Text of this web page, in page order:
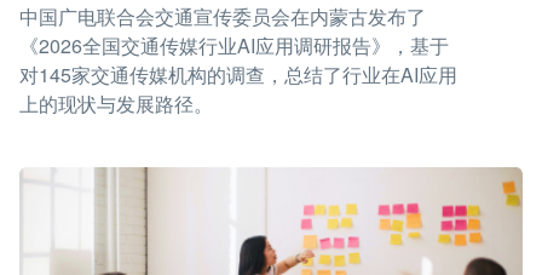
中国广电联合会交通宣传委员会在内蒙古发布了
《2026全国交通传媒行业AI应用调研报告》，基于
对145家交通传媒机构的调查，总结了行业在AI应用
上的现状与发展路径。